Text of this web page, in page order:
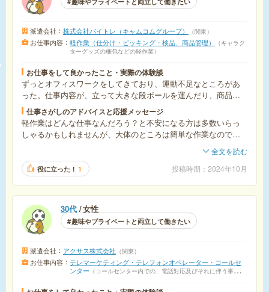
派遣会社 株式会社バイトレ（キャムコムグループ） 関東
お仕事内容 軽作業（仕分け・ピッキング・検品、商品管理）
キャラク
ターグッズの梱包などの軽作業
お仕事をして良かったこと・実際の体験談
ずっとオフィスワークをしてきており、運動不足なところがあ
った。仕事内容が、立って大きな段ボールを運んだり、商品を
箱に詰めるなど、翌日に筋肉痛になってしまうくらい身体を動
かせて、稼ぎながらいい運動にもなるので、良かった。
仕事さがしのアドバイスと応援メッセージ
軽作業はどんな仕事なんだろう？と不安になる方は多数いらっ
しゃるかもしれませんが、大体のところは簡単な作業なので、
単発で来ている方も多く、必要最低限のコミュニケーションで
仕事を進められること、お昼は静かに過ごせたり、もくもくや
りたい方には非常におすすめです。
全文を読む
役に立った！ 1 投稿時期 2024年10月
30代 女性
趣味やプライベートと両立して働きたい
派遣会社 アクサス株式会社 関東
お仕事内容
テレマーケティング・テレフォンオペレーター・コールセ
ンター
コールセンター内での、電話対応及びそれに伴う事務処